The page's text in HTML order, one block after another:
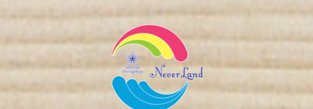
Footer